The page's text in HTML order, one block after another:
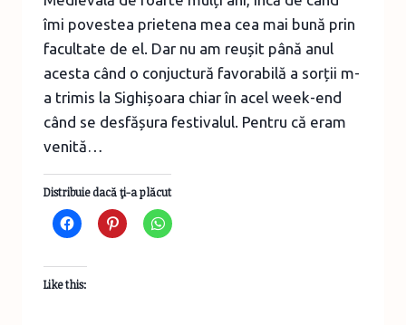
îmi povestea prietena mea cea mai bună prin
facultate de el. Dar nu am reușit până anul
acesta când o conjuctură favorabilă a sorții m-
a trimis la Sighișoara chiar în acel week-end
când se desfășura festivalul. Pentru că eram
venită…
Distribuie dacă ţi-a plăcut
Like this: